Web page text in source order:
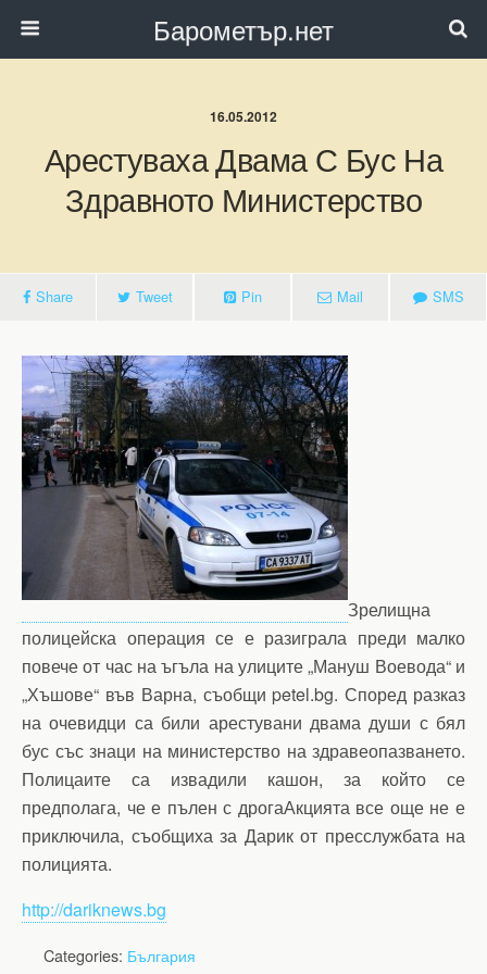
Барометър.нет
16.05.2012
Арестуваха Двама С Бус На
Здравното Министерство
Share Tweet Pin Mail SMS
Зрелищна
полицейска операция се е разиграла преди малко
повече от час на ъгъла на улиците „Мануш Воевода“ и
„Хъшове“ във Варна, съобщи petel.bg. Според разказ
на очевидци са били арестувани двама души с бял
бус със знаци на министерство на здравеопазването.
Полицаите са извадили кашон, за който се
предполага, че е пълен с дрогаАкцията все още не е
приключила, съобщиха за Дарик от пресслужбата на
полицията.
http://dariknews.bg
Categories: България